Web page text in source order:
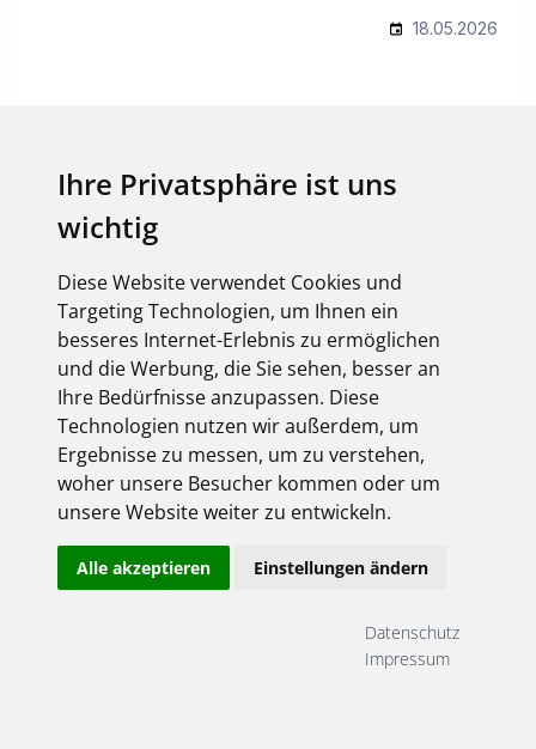
Ihre Privatsphäre ist uns
wichtig
Diese Website verwendet Cookies und
Targeting Technologien, um Ihnen ein
besseres Internet-Erlebnis zu ermöglichen
und die Werbung, die Sie sehen, besser an
Ihre Bedürfnisse anzupassen. Diese
Technologien nutzen wir außerdem, um
Ergebnisse zu messen, um zu verstehen,
woher unsere Besucher kommen oder um
unsere Website weiter zu entwickeln.
Alle akzeptieren Einstellungen ändern
Datenschutz
Impressum